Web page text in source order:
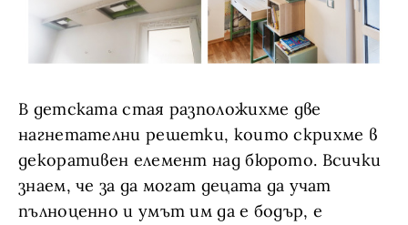
В детската стая разположихме две
нагнетателни решетки, които скрихме в
декоративен елемент над бюрото. Всички
знаем, че за да могат децата да учат
пълноценно и умът им да е бодър, е